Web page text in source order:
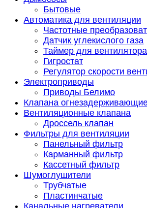
Бытовые
Автоматика для вентиляции
Частотные
Датчик углекислого газа
Таймер для
Гигростат
Регулятор скорости
Электроприводы
Приводы Белимо
Клапана
Вентиляционные клапана
Дроссель клапан
Фильтры для вентиляции
Панельный фильтр
Карманный фильтр
Кассетный фильтр
Шумоглушители
Трубчатые
Пластинчатые
Канальные нагреватели